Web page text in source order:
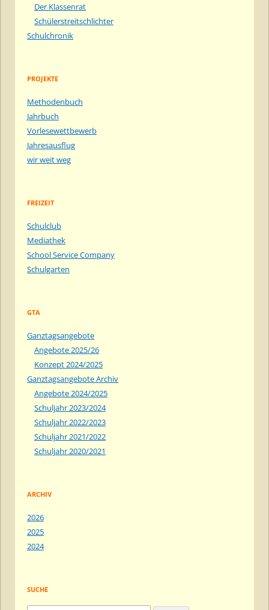
Der Klassenrat
Schülerstreitschlichter
Schulchronik
PROJEKTE
Methodenbuch
Jahrbuch
Vorlesewettbewerb
Jahresausflug
wir weit weg
FREIZEIT
Schulclub
Mediathek
School Service Company
Schulgarten
GTA
Ganztagsangebote
Angebote 2025/26
Konzept 2024/2025
Ganztagsangebote Archiv
Angebote 2024/2025
Schuljahr 2023/2024
Schuljahr 2022/2023
Schuljahr 2021/2022
Schuljahr 2020/2021
ARCHIV
2026
2025
2024
SUCHE